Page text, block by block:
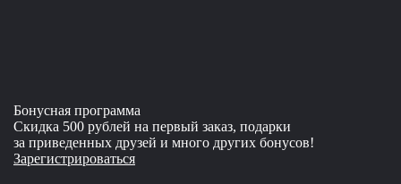
Бонусная программа
Скидка 500 рублей на первый заказ, подарки
за приведенных друзей и много других бонусов!
Зарегистрироваться